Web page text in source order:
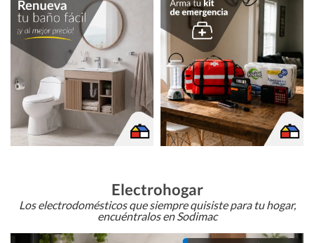
Electrohogar
Los electrodomésticos que siempre quisiste para tu hogar,
encuéntralos en Sodimac